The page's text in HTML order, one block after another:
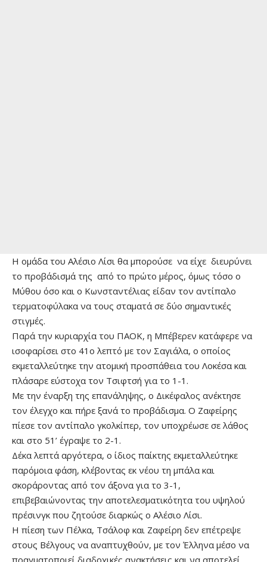
Η ομάδα του Αλέσιο Λίσι θα μπορούσε να είχε διευρύνει
το προβάδισμά της από το πρώτο μέρος, όμως τόσο ο
Μύθου όσο και ο Κωνσταντέλιας είδαν τον αντίπαλο
τερματοφύλακα να τους σταματά σε δύο σημαντικές
στιγμές.
Παρά την κυριαρχία του ΠΑΟΚ, η Μπέβερεν κατάφερε να
ισοφαρίσει στο 41ο λεπτό με τον Σαγιάλα, ο οποίος
εκμεταλλεύτηκε την ατομική προσπάθεια του Λοκέσα και
πλάσαρε εύστοχα τον Τσιφτσή για το 1-1.
Με την έναρξη της επανάληψης, ο Δικέφαλος ανέκτησε
τον έλεγχο και πήρε ξανά το προβάδισμα. Ο Ζαφείρης
πίεσε τον αντίπαλο γκολκίπερ, τον υποχρέωσε σε λάθος
και στο 51’ έγραψε το 2-1.
Δέκα λεπτά αργότερα, ο ίδιος παίκτης εκμεταλλεύτηκε
παρόμοια φάση, κλέβοντας εκ νέου τη μπάλα και
σκοράροντας από τον άξονα για το 3-1,
επιβεβαιώνοντας την αποτελεσματικότητα του υψηλού
πρέσινγκ που ζητούσε διαρκώς ο Αλέσιο Λίσι.
Η πίεση των Πέλκα, Τσάλοφ και Ζαφείρη δεν επέτρεψε
στους Βέλγους να αναπτυχθούν, με τον Έλληνα μέσο να
πραγματοποιεί διαδοχικές ανακτήσεις και να αποτελεί